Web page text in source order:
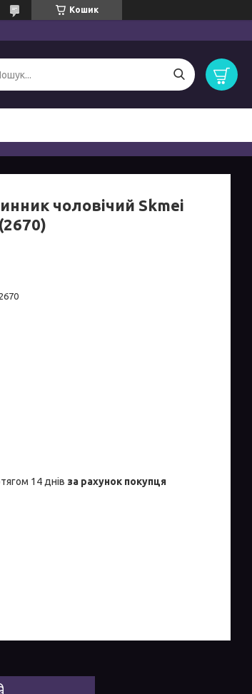
Кошик
чоловічий Skmei
2670
14 днів за рахунок покупця